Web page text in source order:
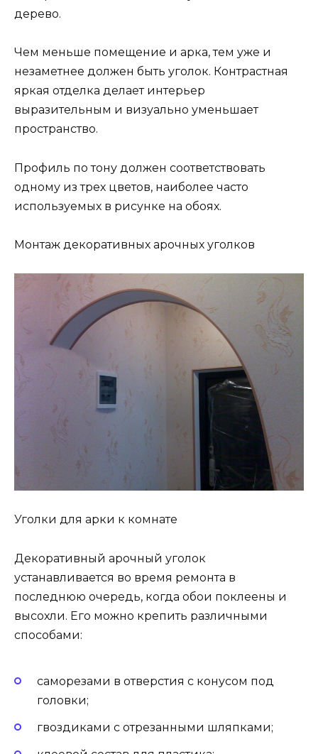
дерево.
Чем меньше помещение и арка, тем уже и
незаметнее должен быть уголок. Контрастная
яркая отделка делает интерьер
выразительным и визуально уменьшает
пространство.
Профиль по тону должен соответствовать
одному из трех цветов, наиболее часто
используемых в рисунке на обоях.
Монтаж декоративных арочных уголков
Уголки для арки к комнате
Декоративный арочный уголок
устанавливается во время ремонта в
последнюю очередь, когда обои поклеены и
высохли. Его можно крепить различными
способами:
саморезами в отверстия с конусом под
головки;
гвоздиками с отрезанными шляпками;